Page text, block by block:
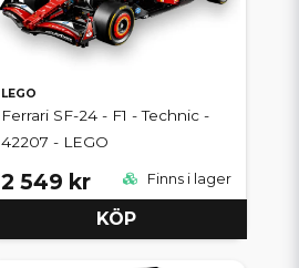
LEGO
Ferrari SF-24 - F1 - Technic -
42207 - LEGO
2 549 kr Finns i lager
KÖP